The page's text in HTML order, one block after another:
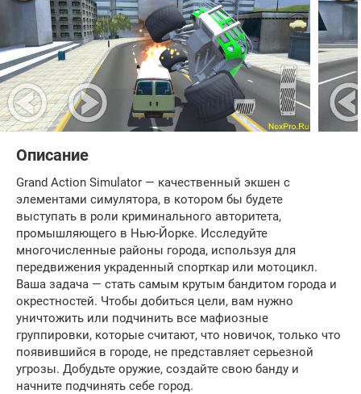
Описание
Grand Action Simulator — качественный экшен с
элементами симулятора, в котором бы будете
выступать в роли криминального авторитета,
промышляющего в Нью-Йорке. Исследуйте
многочисленные районы города, используя для
передвижения украденный спорткар или мотоцикл.
Ваша задача — стать самым крутым бандитом города и
окрестностей. Чтобы добиться цели, вам нужно
уничтожить или подчинить все мафиозные
группировки, которые считают, что новичок, только что
появившийся в городе, не представляет серьезной
угрозы. Добудьте оружие, создайте свою банду и
начните подчинять себе город.